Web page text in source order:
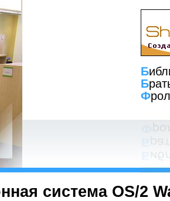
Б
Б
Ф
система OS/2